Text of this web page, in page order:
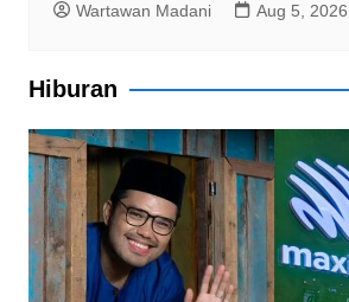
Wartawan Madani Aug 5, 2026
Hiburan